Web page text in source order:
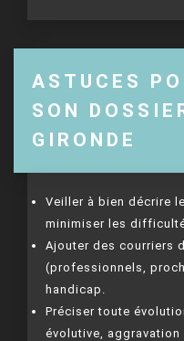
ASTUCES
SON
GIRONDE
Veiller à bien décrire
minimiser les
Ajouter des courriers
(professionnels,
handicap.
Préciser toute
évolutive, aggravation